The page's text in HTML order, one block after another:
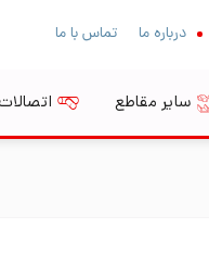
درباره ما تماس با ما
سایر مقاطع اتصالات